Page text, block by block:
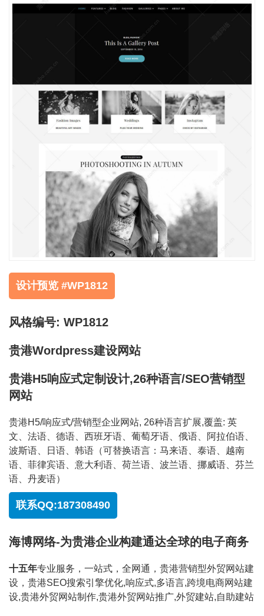
设计预览 #WP1812
风格编号: WP1812
贵港Wordpress建设网站
贵港H5响应式定制设计,26种语言/SEO营销型
网站
贵港H5/响应式/营销型企业网站, 26种语言扩展,覆盖: 英
文、法语、德语、西班牙语、葡萄牙语、俄语、阿拉伯语、
波斯语、日语、韩语（可替换语言：马来语、泰语、越南
语、菲律宾语、意大利语、荷兰语、波兰语、挪威语、芬兰
语、丹麦语）
联系QQ:187308490
海博网络-为贵港企业构建通达全球的电子商务
十五年专业服务，一站式，全网通，贵港营销型外贸网站建
设，贵港SEO搜索引擎优化,响应式,多语言,跨境电商网站建
设,贵港外贸网站制作,贵港外贸网站推广,外贸建站,自助建站